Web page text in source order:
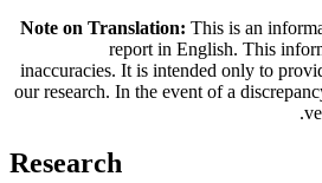
Note on Translation: This is an
report in English. This
inaccuracies. It is intended only to
our research. In the event of a
Research